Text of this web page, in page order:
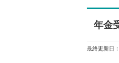
年金
最終更新日：